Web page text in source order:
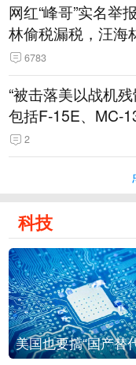
网红“峰哥”实名举
林偷税漏税，汪海
法行为，相关机构
处理
6783
“被击落美以战机残
包括F-15E、MC-
机 2
科技